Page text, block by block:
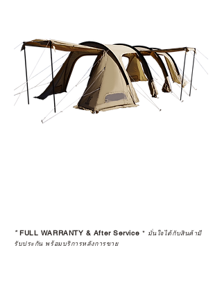
*FULL WARRANTY & After Service * มั่นใจได้กับสินค้ามี
รับประกัน พร้อมบริการหลังการขาย